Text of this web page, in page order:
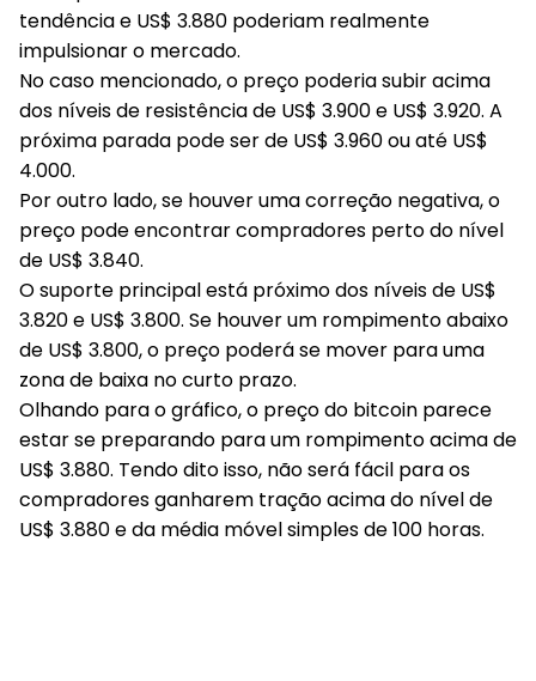
tendência e US$ 3.880 poderiam realmente
impulsionar o mercado.
No caso mencionado, o preço poderia subir acima
dos níveis de resistência de US$ 3.900 e US$ 3.920. A
próxima parada pode ser de US$ 3.960 ou até US$
4.000.
Por outro lado, se houver uma correção negativa, o
preço pode encontrar compradores perto do nível
de US$ 3.840.
O suporte principal está próximo dos níveis de US$
3.820 e US$ 3.800. Se houver um rompimento abaixo
de US$ 3.800, o preço poderá se mover para uma
zona de baixa no curto prazo.
Olhando para o gráfico, o preço do bitcoin parece
estar se preparando para um rompimento acima de
US$ 3.880. Tendo dito isso, não será fácil para os
compradores ganharem tração acima do nível de
US$ 3.880 e da média móvel simples de 100 horas.